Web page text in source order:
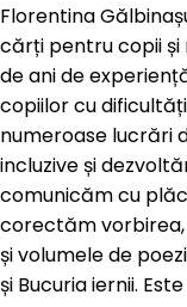
Florentina
cărți pentru copii și
de ani de
copiilor cu
numeroase lucrări
incluzive și
comunicăm cu
corectăm
și volumele de
și Bucuria iernii.